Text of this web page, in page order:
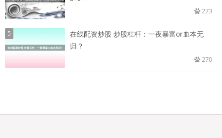
273
5
在线配资炒股 炒股杠杆：一夜暴富or血本无
归？
270